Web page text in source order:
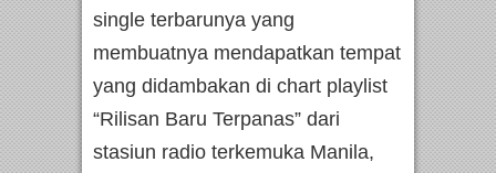
single terbarunya yang
membuatnya mendapatkan tempat
yang didambakan di chart playlist
“Rilisan Baru Terpanas” dari
stasiun radio terkemuka Manila,